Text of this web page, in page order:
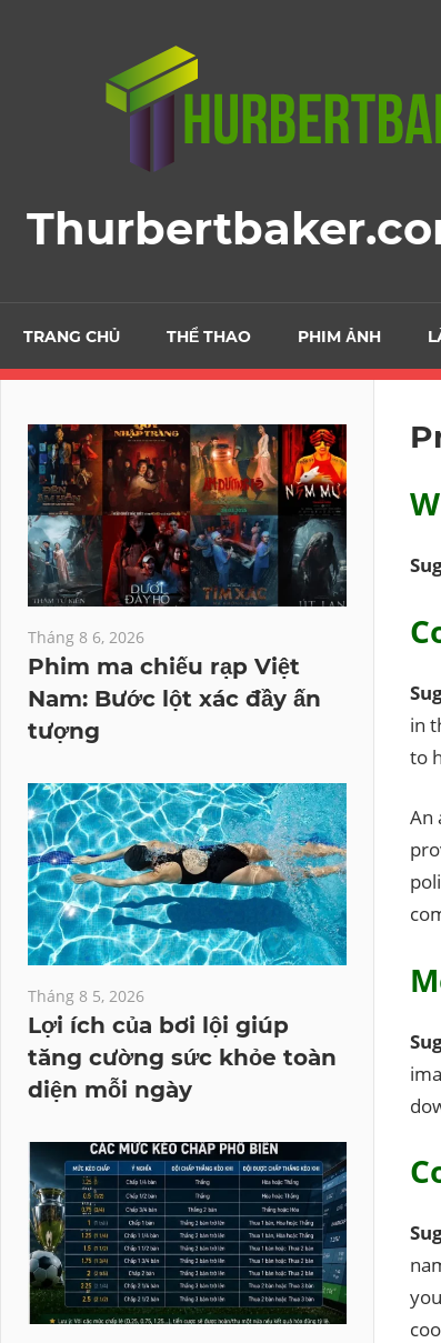
TRANG CHỦ THỂ THAO PHIM ẢNH
in
to
An
Tháng 8 6, 2026
Phim ma chiếu rạp Việt
Nam: Bước lột xác đầy ấn
tượng
Tháng 8 5, 2026
Lợi ích của bơi lội giúp
tăng cường sức khỏe toàn
diện mỗi ngày